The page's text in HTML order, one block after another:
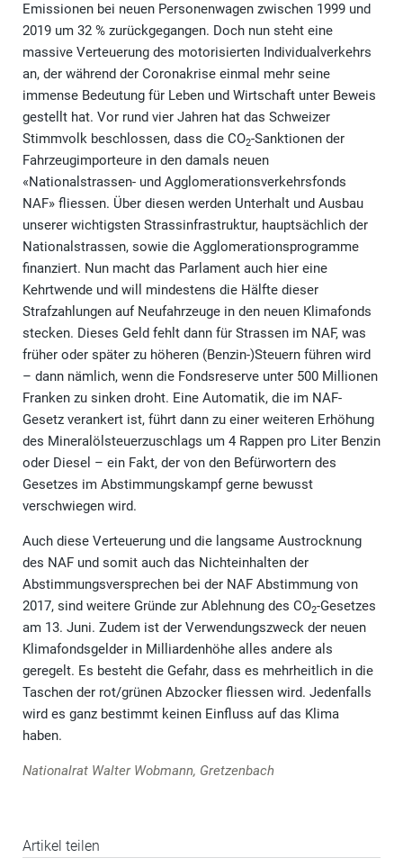
Emissionen bei neuen Personenwagen zwischen 1999 und
2019 um 32 % zurückgegangen. Doch nun steht eine
massive Verteuerung des motorisierten Individualverkehrs
an, der während der Coronakrise einmal mehr seine
immense Bedeutung für Leben und Wirtschaft unter Beweis
gestellt hat. Vor rund vier Jahren hat das Schweizer
Stimmvolk beschlossen, dass die CO2-Sanktionen der
Fahrzeugimporteure in den damals neuen
«Nationalstrassen- und Agglomerationsverkehrsfonds
NAF» fliessen. Über diesen werden Unterhalt und Ausbau
unserer wichtigsten Strassinfrastruktur, hauptsächlich der
Nationalstrassen, sowie die Agglomerationsprogramme
finanziert. Nun macht das Parlament auch hier eine
Kehrtwende und will mindestens die Hälfte dieser
Strafzahlungen auf Neufahrzeuge in den neuen Klimafonds
stecken. Dieses Geld fehlt dann für Strassen im NAF, was
früher oder später zu höheren (Benzin-)Steuern führen wird
– dann nämlich, wenn die Fondsreserve unter 500 Millionen
Franken zu sinken droht. Eine Automatik, die im NAF-
Gesetz verankert ist, führt dann zu einer weiteren Erhöhung
des Mineralölsteuerzuschlags um 4 Rappen pro Liter Benzin
oder Diesel – ein Fakt, der von den Befürwortern des
Gesetzes im Abstimmungskampf gerne bewusst
verschwiegen wird.
Auch diese Verteuerung und die langsame Austrocknung
des NAF und somit auch das Nichteinhalten der
Abstimmungsversprechen bei der NAF Abstimmung von
2017, sind weitere Gründe zur Ablehnung des CO2-Gesetzes
am 13. Juni. Zudem ist der Verwendungszweck der neuen
Klimafondsgelder in Milliardenhöhe alles andere als
geregelt. Es besteht die Gefahr, dass es mehrheitlich in die
Taschen der rot/grünen Abzocker fliessen wird. Jedenfalls
wird es ganz bestimmt keinen Einfluss auf das Klima
haben.
Nationalrat Walter Wobmann, Gretzenbach
Artikel teilen